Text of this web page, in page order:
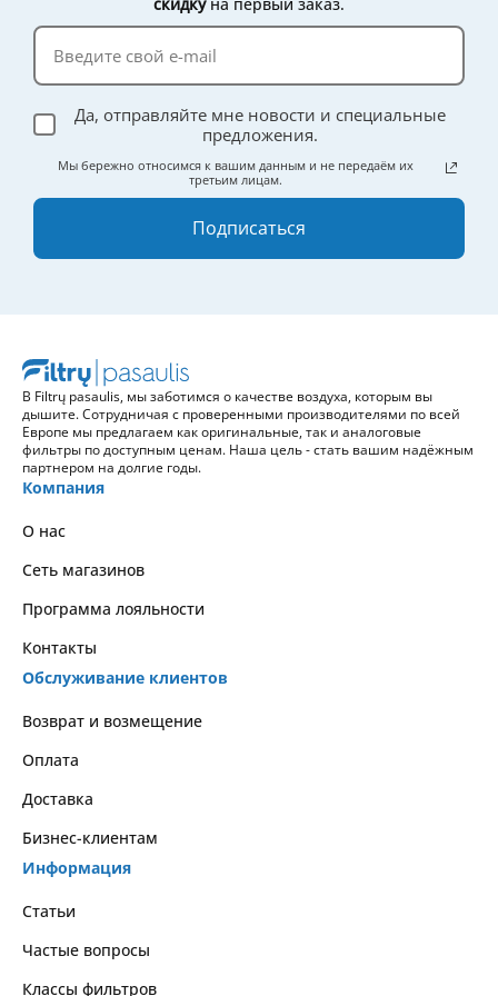
Да, отправляйте мне новости и специальные
предложения.
Мы бережно относимся к вашим данным и не передаём их
третьим лицам.
Подписаться
В Filtrų pasaulis, мы заботимся о качестве воздуха, которым вы
дышите. Сотрудничая с проверенными производителями по всей
Европе мы предлагаем как оригинальные, так и аналоговые
фильтры по доступным ценам. Наша цель - стать вашим надёжным
партнером на долгие годы.
Компания
О нас
Сеть магазинов
Программа лояльности
Контакты
Обслуживание клиентов
Возврат и возмещение
Оплата
Доставка
Бизнес-клиентам
Информация
Статьи
Частые вопросы
Классы фильтров